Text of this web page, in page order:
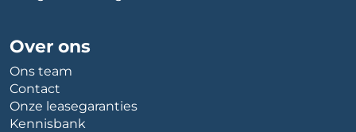
Over ons
Ons team
Contact
Onze leasegaranties
Kennisbank